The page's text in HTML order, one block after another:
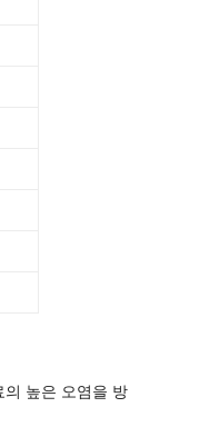
높은 오염을 방